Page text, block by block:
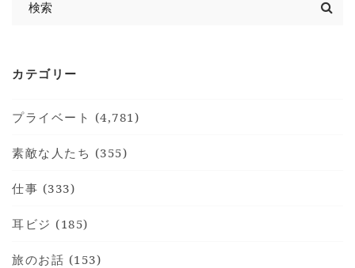
カテゴリー
プライベート (4,781)
素敵な人たち (355)
仕事 (333)
耳ビジ (185)
旅のお話 (153)